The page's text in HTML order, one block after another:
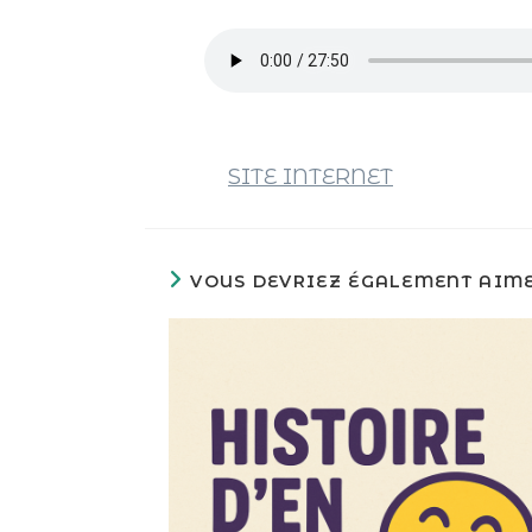
SITE INTERNET
VOUS DEVRIEZ ÉGALEMENT